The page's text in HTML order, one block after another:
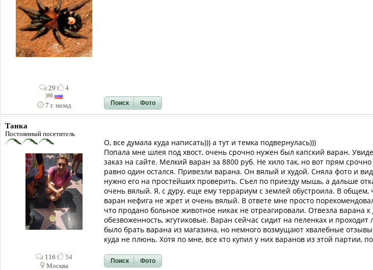
29 4
7 г. назад Поиск Фото
Танка
Постоянный посетитель
116
54
Москва
О, все думала куда написать))) а тут и темка подвернулась)))
Попала мне шлея под хвост, очень срочно нужен был капский варан.
заказ на сайте. Мелкий варан за 8800 руб. Не хило так, но вот прям
равно один остался. Привезли варана. Он вялый и худой. Сняла фото и
нужно его на простейших проверить. Съел по приезду мышь, а дальше
очень вялый. Я, с дуру, еще ему террариум с землей обустроила. В общем,
варан нефига не жрет и очень вялый. В ответе мне просто
что продано больное животное никак не отреагировали. Отвезла варана
обезвоженность, жгутиковые. Варан сейчас сидит на пеленках и
было брать варана из магазина, но немного возмущают хвалебные
куда не плюнь. Хотя по мне, все кто купил у них варанов из этой партии,
Поиск Фото